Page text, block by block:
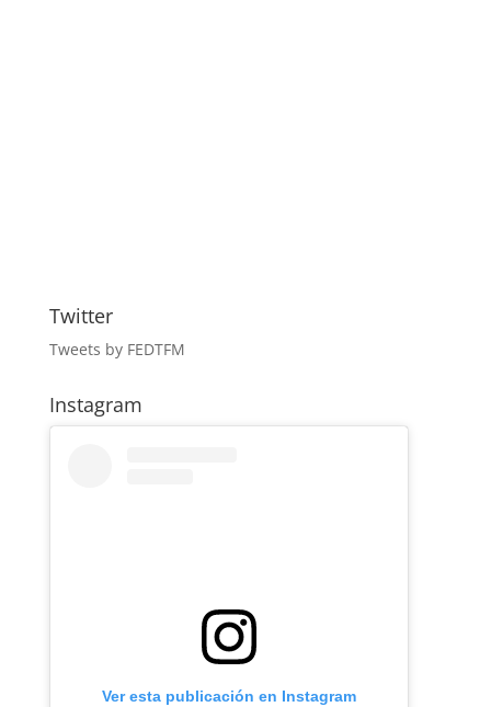
Twitter
Tweets by FEDTFM
Instagram
Ver esta publicación en Instagram